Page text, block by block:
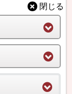
閉じる
20XX/XX/XX